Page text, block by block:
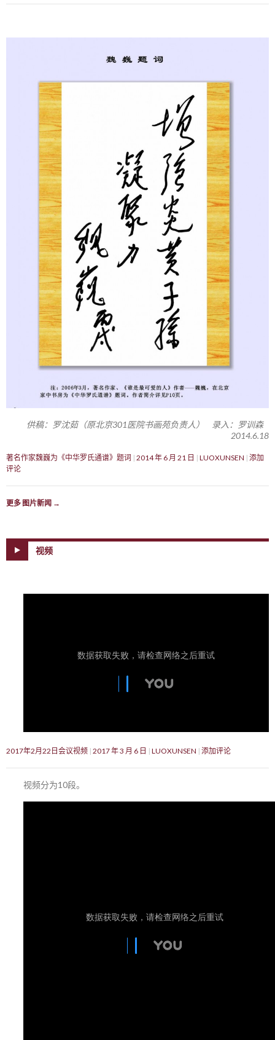
供稿：罗沈茹（原北京301医院书画苑负责人） 录入：罗训森
2014.6.18
著名作家魏巍为《中华罗氏通谱》题词 2014 年 6 月 21 日 LUOXUNSEN 添加
评论
更多 图片新闻 →
视频
2017年2月22日会议视频 2017 年 3 月 6 日 LUOXUNSEN 添加评论
视频分为10段。